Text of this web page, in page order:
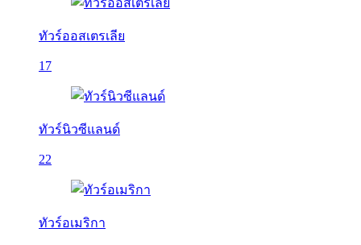
ทัวร์ออสเตรเลีย
17
ทัวร์นิวซีแลนด์
22
ทัวร์อเมริกา